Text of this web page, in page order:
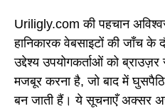
Uriligly.com की पहचान
हानिकारक वेबसाइटों की जाँच के
उद्देश्य उपयोगकर्ताओं को
मजबूर करना है, जो बाद में
बन जाती हैं। ये सूचनाएँ अक्सर